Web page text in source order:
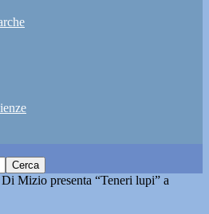
Mizio presenta “Teneri lupi” a